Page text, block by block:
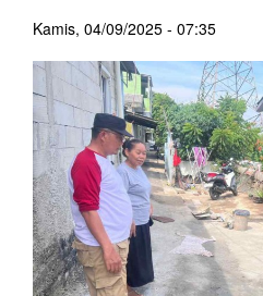
Kamis, 04/09/2025 - 07:35